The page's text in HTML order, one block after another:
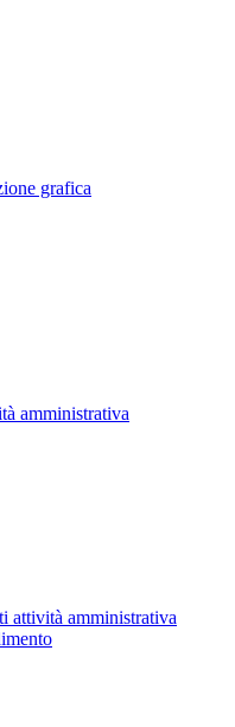
grafica
amministrativa
attività amministrativa